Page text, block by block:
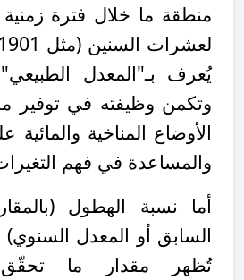
منطقة ما خلال فترة
يُعرف بـ"المعدل
وتكمن وظيفته في توفير
الأوضاع المناخية والمائية
والمساعدة في فهم
أما نسبة الهطول
السابق أو المعدل
تُظهر مقدار ما